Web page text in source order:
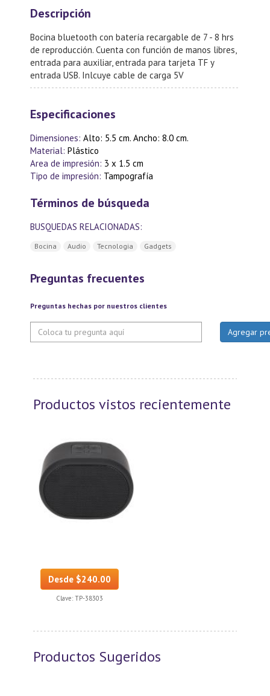
Descripción
Bocina bluetooth con batería recargable de 7 - 8 hrs
de reproducción. Cuenta con función de manos libres,
entrada para auxiliar, entrada para tarjeta TF y
entrada USB. Inlcuye cable de carga 5V
Especificaciones
Dimensiones: Alto: 5.5 cm. Ancho: 8.0 cm.
Material: Plástico
Area de impresión: 3 x 1.5 cm
Tipo de impresión: Tampografía
Términos de búsqueda
BUSQUEDAS RELACIONADAS:
Bocina Audio Tecnologia Gadgets
Preguntas frecuentes
Preguntas hechas por nuestros clientes
Productos vistos recientemente
Desde $240.00
Clave: TP-38303
Productos Sugeridos